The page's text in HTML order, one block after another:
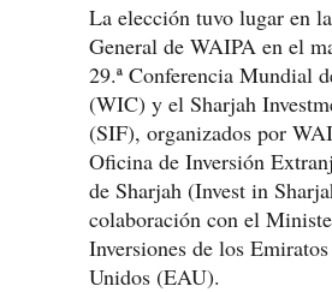
La elección tuvo lugar en
General de WAIPA en el
29.ª Conferencia Mundial
(WIC) y el Sharjah
(SIF), organizados por
Oficina de Inversión
de Sharjah (Invest in
colaboración con el
Inversiones de los
Unidos (EAU).